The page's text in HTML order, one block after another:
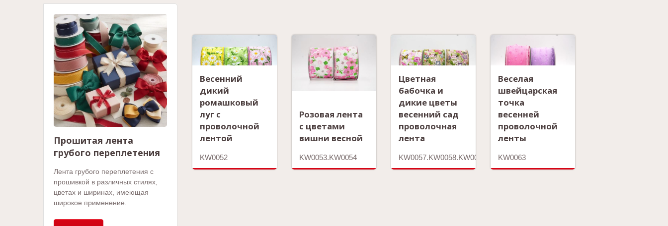
Прошитая лента
грубого переплетения
Лента грубого переплетения с
прошивкой в различных стилях,
цветах и ширинах, имеющая
широкое применение.
Весенний
дикий
ромашковый
луг с
проволочной
лентой
KW0052
Розовая лента
с цветами
вишни весной
KW0053.KW0054
Цветная
бабочка и
дикие цветы
весенний сад
проволочная
лента
KW0057.KW0058.KW0059
Веселая
швейцарская
точка
весенней
проволочной
ленты
KW0063